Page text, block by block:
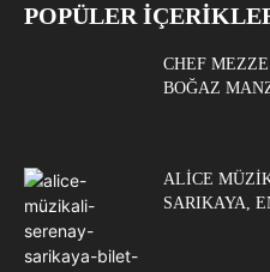
POPÜLER
CHEF
BOĞAZ
ALICE
SARIKAYA,